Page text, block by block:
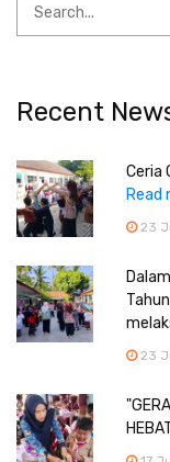
Recent
Ceria
Read
23
23